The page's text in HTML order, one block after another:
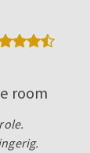
room